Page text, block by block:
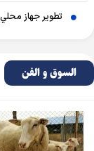
تطوير جهاز محلي
السوق و الفن